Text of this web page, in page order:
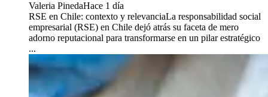
Valeria PinedaHace 1 día
RSE en Chile: contexto y relevanciaLa responsabilidad social
empresarial (RSE) en Chile dejó atrás su faceta de mero
adorno reputacional para transformarse en un pilar estratégico
...